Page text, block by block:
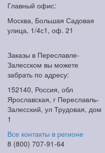
Главный офис:
Москва, Большая Садовая
улица, 1/4с1, оф. 21
Заказы в Переславле-
Залесском вы можете
забрать по адресу:
152140, Россия, обл
Ярославская, г Переславль-
Залесский, ул Трудовая, дом
1
Все контакты в регионе
8 (800) 707-91-64